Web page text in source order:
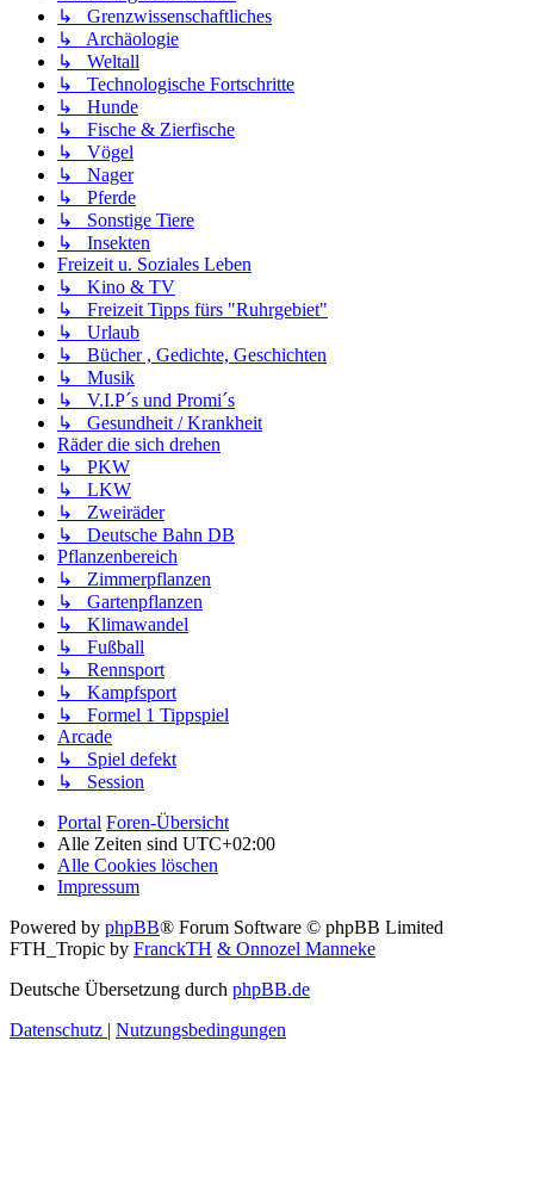
↳ Grenzwissenschaftliches
↳ Archäologie
↳ Weltall
↳ Technologische Fortschritte
↳ Hunde
↳ Fische & Zierfische
↳ Vögel
↳ Nager
↳ Pferde
↳ Sonstige Tiere
↳ Insekten
Freizeit u. Soziales Leben
↳ Kino & TV
↳ Freizeit Tipps fürs "Ruhrgebiet"
↳ Urlaub
↳ Bücher , Gedichte, Geschichten
↳ Musik
↳ V.I.P´s und Promi´s
↳ Gesundheit / Krankheit
Räder die sich drehen
↳ PKW
↳ LKW
↳ Zweiräder
↳ Deutsche Bahn DB
Pflanzenbereich
↳ Zimmerpflanzen
↳ Gartenpflanzen
↳ Klimawandel
↳ Fußball
↳ Rennsport
↳ Kampfsport
↳ Formel 1 Tippspiel
Arcade
↳ Spiel defekt
↳ Session
Portal Foren-Übersicht
Alle Zeiten sind UTC+02:00
Alle Cookies löschen
Impressum
Powered by phpBB® Forum Software © phpBB Limited
FTH_Tropic by FranckTH & Onnozel Manneke
Deutsche Übersetzung durch phpBB.de
Datenschutz | Nutzungsbedingungen